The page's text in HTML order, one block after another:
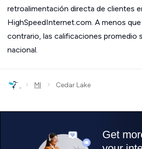
retroalimentación directa de clientes
HighSpeedInternet.com. A menos
contrario, las calificaciones promedio
nacional.
› MI › Cedar Lake